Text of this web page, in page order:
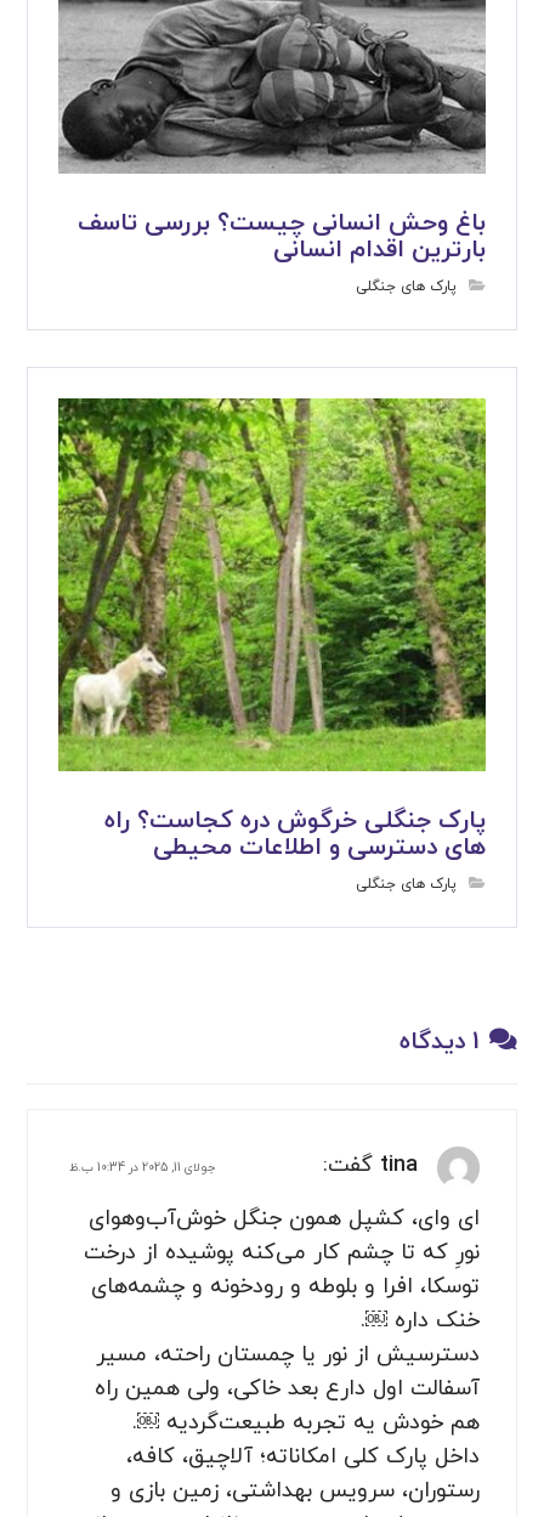
باغ وحش انسانی چیست؟ بررسی تاسف
بارترین اقدام انسانی
پارک های جنگلی
پارک جنگلی خرگوش دره کجاست؟ راه
های دسترسی و اطلاعات محیطی
پارک های جنگلی
1 دیدگاه
tina گفت: جولای 11, 2025 در 10:34 ب.ظ
ای وای، کشپل همون جنگل خوش‌آب‌وهوای
نورِ که تا چشم کار می‌کنه پوشیده از درخت
توسکا، افرا و بلوطه و رودخونه و چشمه‌های
خنک داره ￼.
دسترسیش از نور یا چمستان راحته، مسیر
آسفالت اول دارع بعد خاکی، ولی همین راه
هم خودش یه تجربه طبیعت‌گردیه ￼.
داخل پارک کلی امکاناته؛ آلاچیق، کافه،
رستوران، سرویس بهداشتی، زمین بازی و